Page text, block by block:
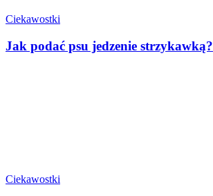
Ciekawostki
Jak podać psu jedzenie strzykawką?
Ciekawostki